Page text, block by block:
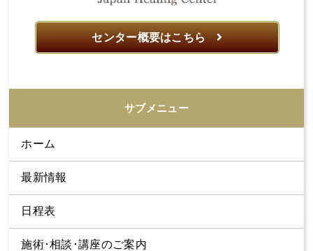
センター概要はこちら
サブメニュー
ホーム
最新情報
日程表
施術･相談･講座のご案内